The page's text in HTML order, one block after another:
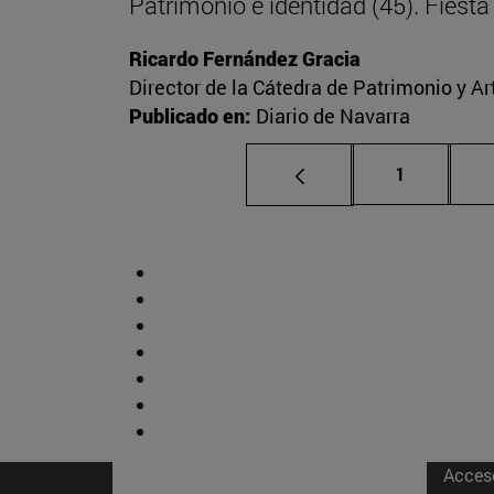
Ricardo Fernández Gracia
Director de la Cátedra de Patrimonio y
Publicado en: Diario de Navarra
Página
1